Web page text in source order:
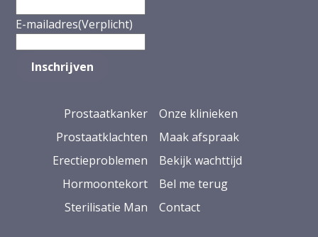
E-mailadres(Verplicht)
Prostaatkanker
Prostaatklachten
Erectieproblemen
Hormoontekort
Sterilisatie Man
Onze klinieken
Maak afspraak
Bekijk wachttijd
Bel me terug
Contact